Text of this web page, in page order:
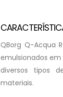
QBorg Q-Acqua
emulsionados
diversos tipos
materiais.